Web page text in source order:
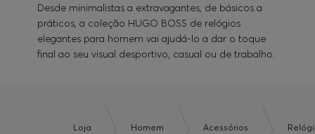
Desde minimalistas a extravagantes, de básicos a
práticos, a coleção HUGO BOSS de relógios
elegantes para homem vai ajudá-lo a dar o toque
final ao seu visual desportivo, casual ou de trabalho.
Loja Homem Acessórios